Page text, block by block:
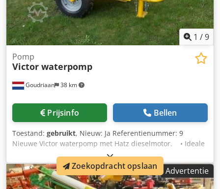
1 /9
Goudriaan 38 km
Pomp
Victor waterpomp
Prijsinfo Bellen
Toestand: gebruikt, Nieuw: Ja Referentienummer: 9
Nieuwe Victor waterpomp met Hatz dieselmotor. • Ideale
waterpomp voor bij het sleepslang bemesten • Maximale
capaciteit 100m3 bij 1,5 bar, 4" pomp. • De pomp is naar
wens te leveren met afstandsbediening voor aan/uit,
hoger/lager toerental. • Mooie compacte pomp.
Advertentie
Zoekopdracht opslaan